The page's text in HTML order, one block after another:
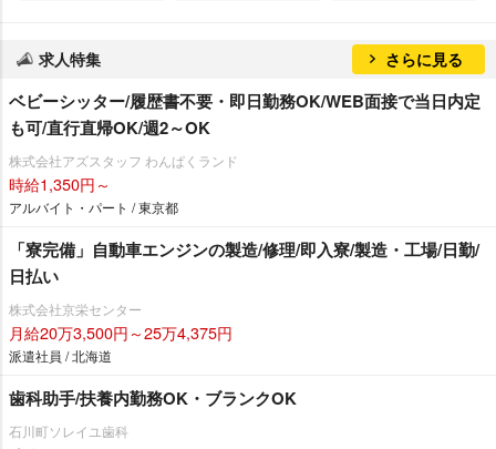
求人特集 さらに見る
ベビーシッター/履歴書不要・即日勤務OK/WEB面接で当日内定
も可/直行直帰OK/週2～OK
株式会社アズスタッフ わんぱくランド
時給1,350円～
アルバイト・パート / 東京都
「寮完備」自動車エンジンの製造/修理/即入寮/製造・工場/日勤/
日払い
株式会社京栄センター
月給20万3,500円～25万4,375円
派遣社員 / 北海道
歯科助手/扶養内勤務OK・ブランクOK
石川町ソレイユ歯科